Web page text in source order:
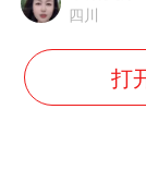
四川
打